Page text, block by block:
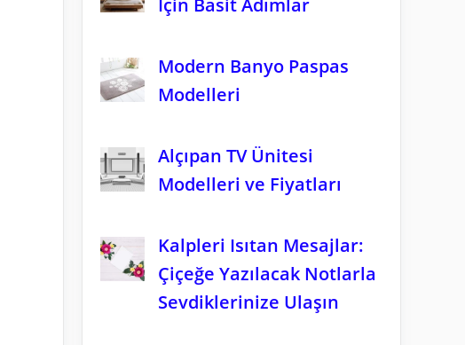
Modern Banyo Paspas
Modelleri
Alçıpan TV Ünitesi
Modelleri ve Fiyatları
Kalpleri Isıtan Mesajlar:
Çiçeğe Yazılacak Notlarla
Sevdiklerinize Ulaşın